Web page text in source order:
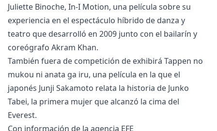
Juliette Binoche, In-I Motion, una película sobre su
experiencia en el espectáculo híbrido de danza y
teatro que desarrolló en 2009 junto con el bailarín y
coreógrafo Akram Khan.
También fuera de competición de exhibirá Tappen no
mukou ni anata ga iru, una película en la que el
japonés Junji Sakamoto relata la historia de Junko
Tabei, la primera mujer que alcanzó la cima del
Everest.
Con información de la agencia EFE